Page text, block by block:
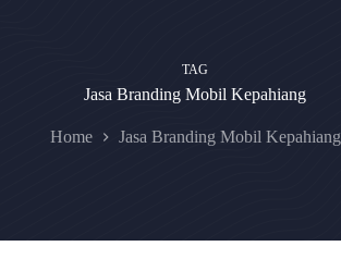
TAG
Jasa Branding Mobil Kepahiang
Home Jasa Branding Mobil Kepahiang